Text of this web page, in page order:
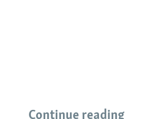
Continue reading